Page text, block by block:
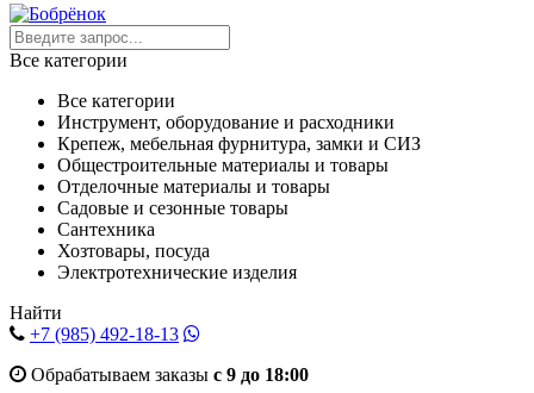
Все категории
Все категории
Инструмент, оборудование и расходники
Крепеж, мебельная фурнитура, замки и СИЗ
Общестроительные материалы и товары
Отделочные материалы и товары
Садовые и сезонные товары
Сантехника
Хозтовары, посуда
Электротехнические изделия
Найти
+7 (985) 492-18-13
Обрабатываем заказы с 9 до 18:00